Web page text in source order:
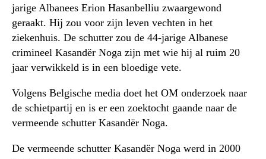
jarige Albanees Erion Hasanbelliu zwaargewond
geraakt. Hij zou voor zijn leven vechten in het
ziekenhuis. De schutter zou de 44-jarige Albanese
crimineel Kasandër Noga zijn met wie hij al ruim 20
jaar verwikkeld is in een bloedige vete.
Volgens Belgische media doet het OM onderzoek naar
de schietpartij en is er een zoektocht gaande naar de
vermeende schutter Kasandër Noga.
De vermeende schutter Kasandër Noga werd in 2000